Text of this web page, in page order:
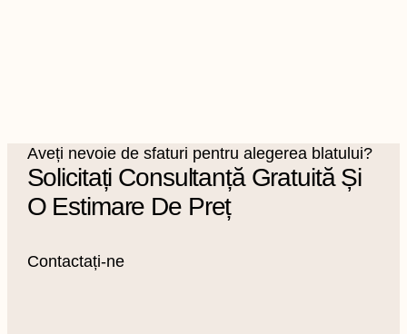
Aveți nevoie de sfaturi pentru alegerea blatului?
Solicitați Consultanță Gratuită Și
O Estimare De Preț
Contactați-ne